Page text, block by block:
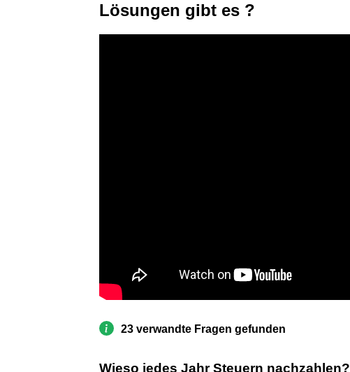
Lösungen gibt es ?
23 verwandte Fragen gefunden
Wieso jedes Jahr Steuern nachzahlen?